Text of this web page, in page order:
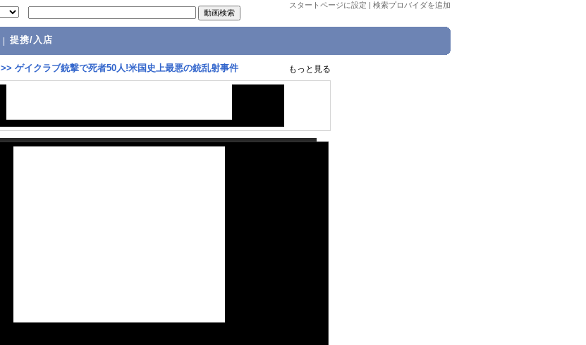
スタートページに設定 | 検索プロバイダを追加
提携/入店
>> ゲイクラブ銃撃で死者50人!米国史上最悪の銃乱射事件 もっと見る